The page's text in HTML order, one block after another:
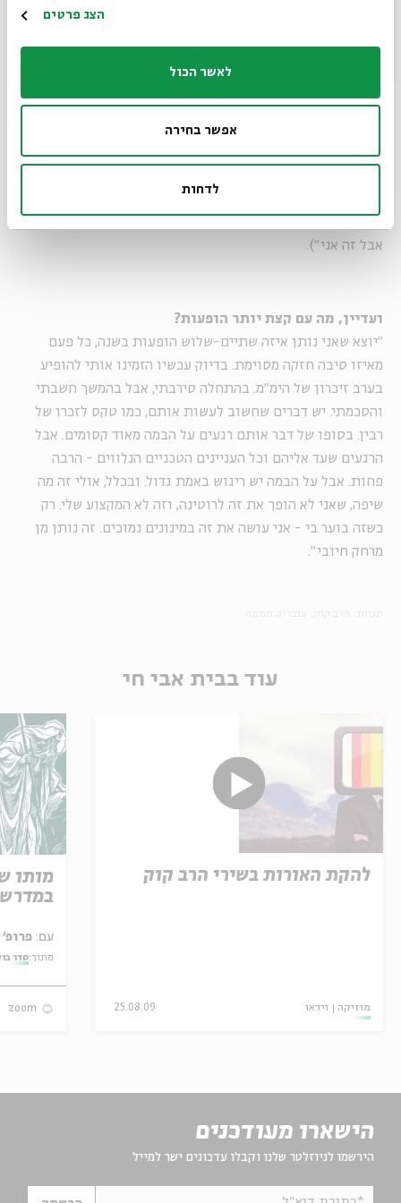
הצג פרטים
לאשר הכול
אפשר בחירה
לדחות
סתם כתבי יד, אלא כאלה שנכתבו בתקופה שבה הראי"ה שהה
דווקא לסיבובי הופעות המוזיקאי הוותיק פחות מתחבר. חממה
מעדיף להימנע מכך, ולמרות שאת התנגדותו הגורפת להופעות
כבר הסיר לאחר פריצת "אנא בכח", הוא עדיין מעדיף להופיע
אבל זה אני").
ועדיין, מה עם קצת יותר הופעות?
"יוצא שאני נותן איזה שתיים-שלוש הופעות בשנה, כל פעם
מאיזו סיבה חזקה מסוימת. בדיוק עכשיו הזמינו אותי להופיע
בערב זיכרון של הימ"מ. בהתחלה סירבתי, אבל בהמשך חשבתי
והסכמתי. יש דברים שחשוב לעשות אותם, כמו טקס לזכרו של
רבין. בסופו של דבר אותם רגעים על הבמה מאוד קסומים. אבל
הרגעים שעד אליהם וכל העניינים הטכניים הנלווים - הרבה
פחות. אבל על הבמה יש ריגוש באמת גדול. ובכלל, אולי זה מה
שיפה, שאני לא הופך את זה לרוטינה, וזה לא המקצוע שלי. רק
כשזה בוער בי - אני עושה את זה במינונים נמוכים. זה נותן מן
מרחק חיובי".
עוד בבית אבי חי
להקת האורות בשירי הרב קוק
מוזיקה וידאו 25.08.09
מותו
עם: פרופ' אביגדור שנאן
מתוך:סדר
zoom
הישארו מעודכנים
הירשמו לניוזלטר שלנו וקבלו עדכונים ישר למייל